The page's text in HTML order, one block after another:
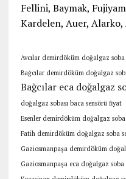
Fellini, Baymak,
Kardelen, Auer,
Avcılar demirdöküm doğalgaz soba
Bağcılar demirdöküm doğalgaz
Bağcılar eca doğalgaz
doğalgaz sobası baca sensörü fiyat
Esenler demirdöküm doğalgaz soba
Fatih demirdöküm doğalgaz soba
Gaziosmanpaşa demirdöküm
Gaziosmanpaşa eca doğalgaz soba